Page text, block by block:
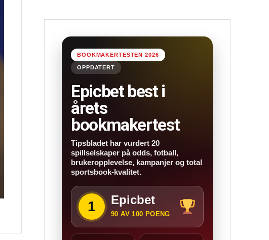
BOOKMAKERTESTEN 2026
OPPDATERT
Epicbet best i
årets
bookmakertest
Tipsbladet har vurdert 20
spillselskaper på odds, fotball,
brukeropplevelse, kampanjer og total
sportsbook-kvalitet.
1 Epicbet
90 AV 100 POENG